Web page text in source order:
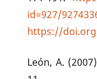
id=927/
https://
León, A.